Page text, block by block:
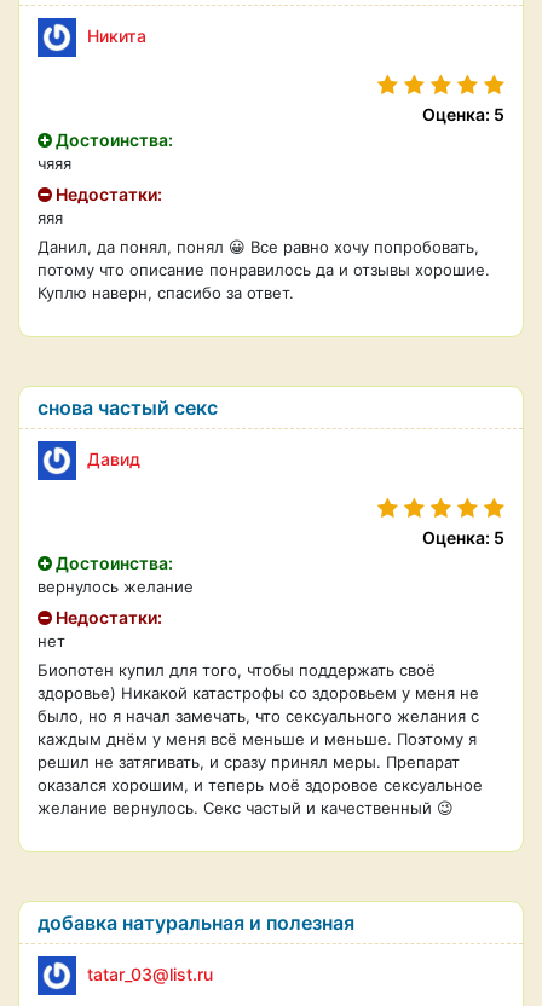
Никита
Оценка: 5
Достоинства:
чяяя
Недостатки:
яяя
Данил, да понял, понял 😀 Все равно хочу попробовать,
потому что описание понравилось да и отзывы хорошие.
Куплю наверн, спасибо за ответ.
снова частый секс
Давид
Оценка: 5
Достоинства:
вернулось желание
Недостатки:
нет
Биопотен купил для того, чтобы поддержать своё
здоровье) Никакой катастрофы со здоровьем у меня не
было, но я начал замечать, что сексуального желания с
каждым днём у меня всё меньше и меньше. Поэтому я
решил не затягивать, и сразу принял меры. Препарат
оказался хорошим, и теперь моё здоровое сексуальное
желание вернулось. Секс частый и качественный 😉
добавка натуральная и полезная
tatar_03@list.ru